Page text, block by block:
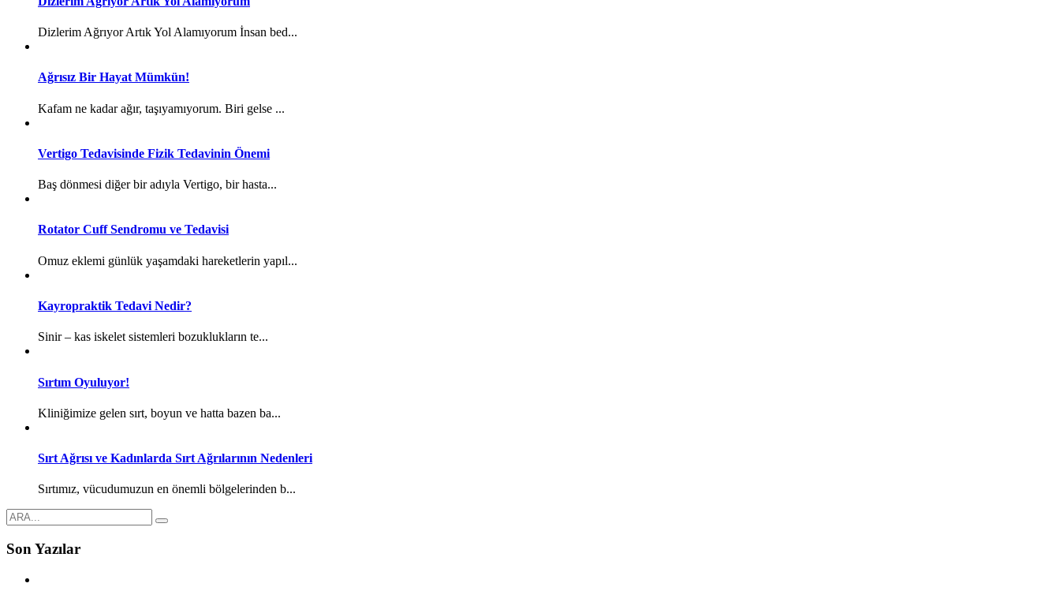
Dizlerim Ağrıyor Artık Yol Alamıyorum İnsan bed...
Ağrısız Bir Hayat Mümkün!
Kafam ne kadar ağır, taşıyamıyorum. Biri gelse ...
Vertigo Tedavisinde Fizik Tedavinin Önemi
Baş dönmesi diğer bir adıyla Vertigo, bir hasta...
Rotator Cuff Sendromu ve Tedavisi
Omuz eklemi günlük yaşamdaki hareketlerin yapıl...
Kayropraktik Tedavi Nedir?
Sinir – kas iskelet sistemleri bozuklukların te...
Sırtım Oyuluyor!
Kliniğimize gelen sırt, boyun ve hatta bazen ba...
Sırt Ağrısı ve Kadınlarda Sırt Ağrılarının Nedenleri
Sırtımız, vücudumuzun en önemli bölgelerinden b...
Son Yazılar